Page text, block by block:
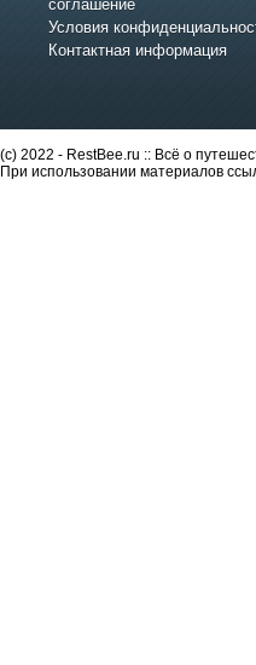
соглашение
Условия
Контактная информация
(c) 2022 - RestBee.ru :: Всё о
При использовании материалов